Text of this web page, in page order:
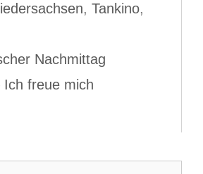
, Tankino,
Nachmittag
Ich freue mich